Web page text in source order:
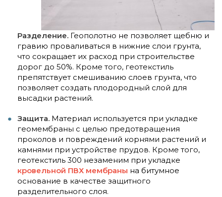
Разделение. Геополотно не позволяет щебню и
гравию проваливаться в нижние слои грунта,
что сокращает их расход при строительстве
дорог до 50%. Кроме того, геотекстиль
препятствует смешиванию слоев грунта, что
позволяет создать плодородный слой для
высадки растений.
Защита. Материал используется при укладке
геомембраны с целью предотвращения
проколов и повреждений корнями растений и
камнями при устройстве прудов. Кроме того,
геотекстиль 300 незаменим при укладке
кровельной ПВХ мембраны на битумное
основание в качестве защитного
разделительного слоя.